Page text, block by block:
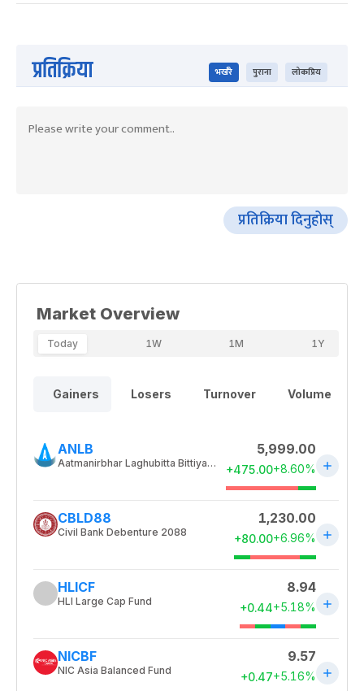
प्रतिक्रिया भर्खरै पुराना लोकप्रिय
प्रतिक्रिया दिनुहोस्